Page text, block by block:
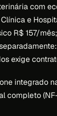
com
e
R$ 157/
exige
integrado
completo